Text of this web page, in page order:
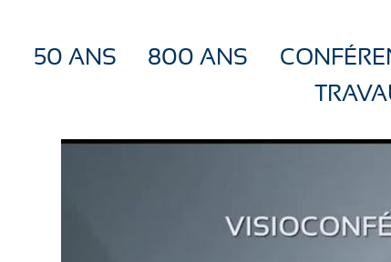
50 ANS 800 ANS